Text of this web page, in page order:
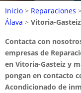
Inicio > Reparaciones >
Álava > Vitoria-Gasteiz
Contacta con
empresas de
en Vitoria-Gasteiz y
pongan en contacto
Acondicionado de